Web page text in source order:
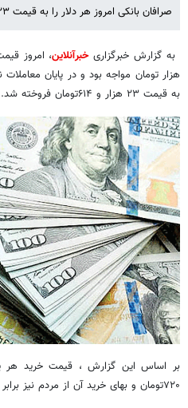
صرافان بانکی امروز هر دلار را به قیمت ۲۳هزار و۱۴۶ تومان خریداری کردند .
به گزارش خبرگزاریخبرآنلاین
هزار تومان مواجه بود و در پایان
به قیمت ۲۳ هزار و ۶۱۴تومان فروخته شد.
۷۲۰تومان و بهای خرید آن از مردم نیز برابر با ۲۸هزار و ۱۵۱ تومان گزارش شد.